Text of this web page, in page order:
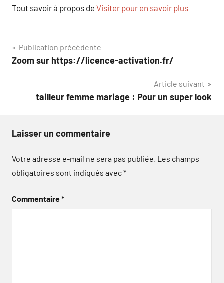
Tout savoir à propos de Visiter pour en savoir plus
Navigation
de
Publication précédente
Zoom sur https://licence-activation.fr/
Article suivant
tailleur femme mariage : Pour un super look
Laisser un commentaire
Votre adresse e-mail ne sera pas publiée. Les champs
obligatoires sont indiqués avec*
Commentaire*